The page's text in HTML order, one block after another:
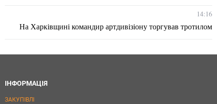
14:16
На Харківщині командир артдивізіону торгував тротилом
ІНФОРМАЦІЯ
ЗАКУПІВЛІ